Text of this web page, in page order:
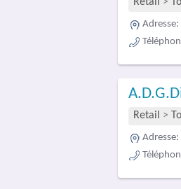
Adresse:
Retail >
Adresse: